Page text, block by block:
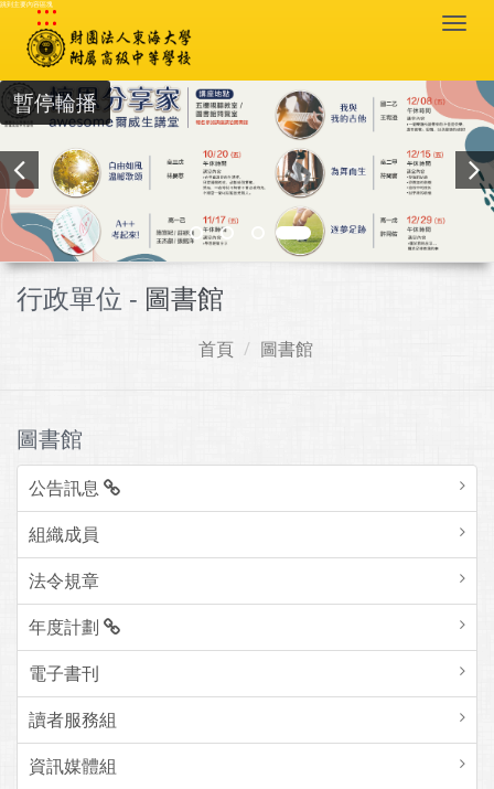
跳到主要內容區塊
:::
暫停輪播
行政單位 - 圖書館
首頁 圖書館
圖書館
公告訊息
組織成員
法令規章
年度計劃
電子書刊
讀者服務組
資訊媒體組